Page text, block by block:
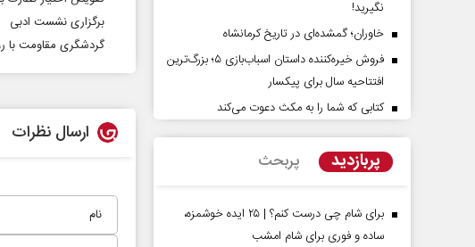
برگزاری نشست ادبی
گردشگری مقاومت با
ارسال نظرات
نگیرید!
خاوران؛ گمشده‌ای در تاریخ کرمانشاه
فروش خیره‌کننده داستان اسباب‌بازی ۵؛ بزرگ‌ترین
افتتاحیه سال برای پیکسار
کتابی که شما را به مکث دعوت می‌کند
پربازدید پربحث
برای شام چی درست کنم؟ | ۲۵ ایده خوشمزه،
ساده و فوری برای شام امشب
ادعا‌های خلاف واقع آمریکا
اربعین نماد مقاومت در برابر
رحمت‌الله نوروزی - عضو کمیسیون اجتماعی
مجلس